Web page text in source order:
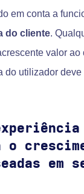
em conta a
do cliente.
valor ao
do utilizador deve
em